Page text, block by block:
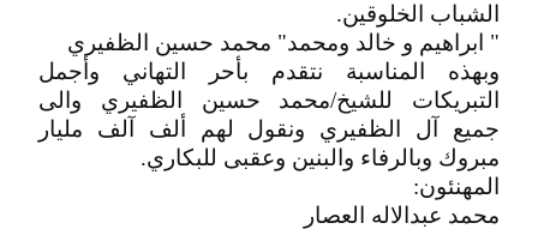
الشباب الخلوقين.
" ابراهيم و خالد ومحمد" محمد حسين الظفيري
وبهذه المناسبة نتقدم بأحر التهاني وأجمل
التبريكات للشيخ/محمد حسين الظفيري والى
جميع آل الظفيري ونقول لهم ألف آلف مليار
مبروك وبالرفاء والبنين وعقبى للبكاري.
المهنئون:
محمد عبدالاله العصار